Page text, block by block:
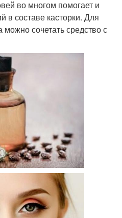
во многом помогает и
в составе касторки. Для
сочетать средство с